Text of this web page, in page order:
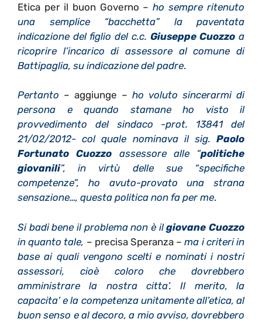
Etica per il buon Governo –ho sempre ritenuto
una semplice “bacchetta” la paventata
indicazione del figlio del c.c. Giuseppe Cuozzo a
ricoprire l’incarico di assessore al comune di
Battipaglia, su indicazione del padre.
Pertanto – aggiunge – ho voluto sincerarmi di
persona e quando stamane ho visto il
provvedimento del sindaco -prot. 13841 del
21/02/2012- col quale nominava il sig. Paolo
Fortunato Cuozzo assessore alle “politiche
giovanili”, in virtù delle sue “specifiche
competenze”, ho avuto-provato una strana
sensazione…, questa politica non fa per me.
Si badi bene il problema non è ilgiovane Cuozzo
in quanto tale, – precisa Speranza –ma i criteri in
base ai quali vengono scelti e nominati i nostri
assessori, cioè coloro che dovrebbero
amministrare la nostra citta’. Il merito, la
capacita’ e la competenza unitamente all’etica, al
buon senso e al decoro, a mio avviso, dovrebbero